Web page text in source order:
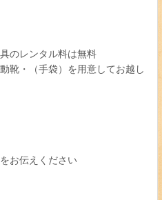
のレンタル料は無料
靴・（手袋）を用意してお越し
お伝えください